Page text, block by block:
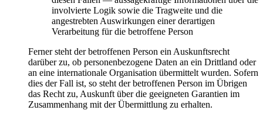
involvierte Logik sowie die Tragweite und die
angestrebten Auswirkungen einer derartigen
Verarbeitung für die betroffene Person
Ferner steht der betroffenen Person ein Auskunftsrecht
darüber zu, ob personenbezogene Daten an ein Drittland oder
an eine internationale Organisation übermittelt wurden. Sofern
dies der Fall ist, so steht der betroffenen Person im Übrigen
das Recht zu, Auskunft über die geeigneten Garantien im
Zusammenhang mit der Übermittlung zu erhalten.